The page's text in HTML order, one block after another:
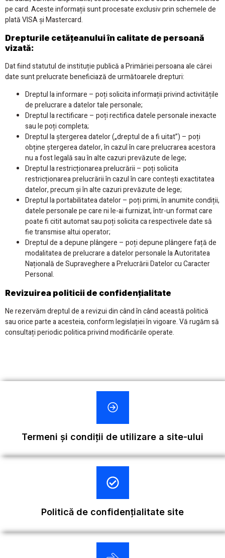
pe card. Aceste informații sunt procesate exclusiv prin schemele de
plată VISA și Mastercard.
Drepturile cetățeanului în calitate de persoană
vizată:
Dat fiind statutul de instituție publică a Primăriei persoana ale cărei
date sunt prelucrate beneficiază de următoarele drepturi:
Dreptul la informare – poți solicita informații privind activitățile
de prelucrare a datelor tale personale;
Dreptul la rectificare – poți rectifica datele personale inexacte
sau le poți completa;
Dreptul la ștergerea datelor („dreptul de a fi uitat”) – poți
obține ștergerea datelor, în cazul în care prelucrarea acestora
nu a fost legală sau în alte cazuri prevăzute de lege;
Dreptul la restricționarea prelucrării – poți solicita
restricționarea prelucrării în cazul în care contești exactitatea
datelor, precum și în alte cazuri prevăzute de lege;
Dreptul la portabilitatea datelor – poți primi, în anumite condiții,
datele personale pe care ni le-ai furnizat, într-un format care
poate fi citit automat sau poți solicita ca respectivele date să
fie transmise altui operator;
Dreptul de a depune plângere – poți depune plângere față de
modalitatea de prelucrare a datelor personale la Autoritatea
Națională de Supraveghere a Prelucrării Datelor cu Caracter
Personal.
Revizuirea politicii de confidențialitate
Ne rezervăm dreptul de a revizui din când în când această politică
sau orice parte a acesteia, conform legislației în vigoare. Vă rugăm să
consultați periodic politica privind modificările operate.
Termeni și condiții de utilizare a site-ului
Politică de confidențialitate site